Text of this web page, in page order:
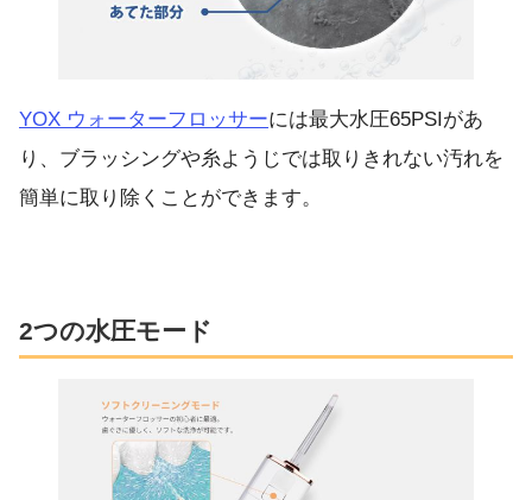
YOX ウォーターフロッサーには最大水圧65PSIがあ
り、ブラッシングや糸ようじでは取りきれない汚れを
簡単に取り除くことができます。
2つの水圧モード